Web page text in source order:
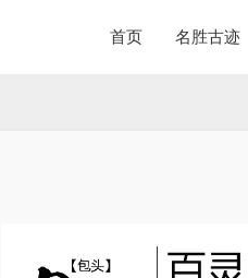
首页 名胜古迹